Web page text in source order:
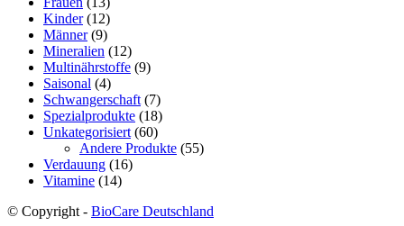
Kinder (12)
Männer (9)
Mineralien (12)
Multinährstoffe (9)
Saisonal (4)
Schwangerschaft (7)
Spezialprodukte (18)
Unkategorisiert (60)
Andere Produkte (55)
Verdauung (16)
Vitamine (14)
© Copyright - BioCare Deutschland